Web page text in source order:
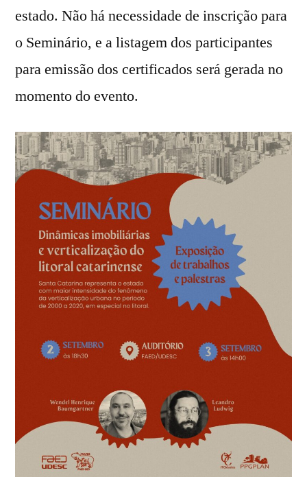
estado. Não há necessidade de inscrição para
o Seminário, e a listagem dos participantes
para emissão dos certificados será gerada no
momento do evento.